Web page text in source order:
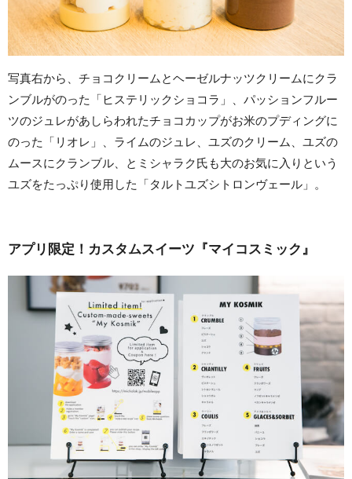
写真右から、チョコクリームとヘーゼルナッツクリームにクラ
ンブルがのった「ヒステリックショコラ」、パッションフルー
ツのジュレがあしらわれたチョコカップがお米のプディングに
のった「リオレ」、ライムのジュレ、ユズのクリーム、ユズの
ムースにクランブル、とミシャラク氏も大のお気に入りという
ユズをたっぷり使用した「タルトユズシトロンヴェール」。
アプリ限定！カスタムスイーツ『マイコスミック』